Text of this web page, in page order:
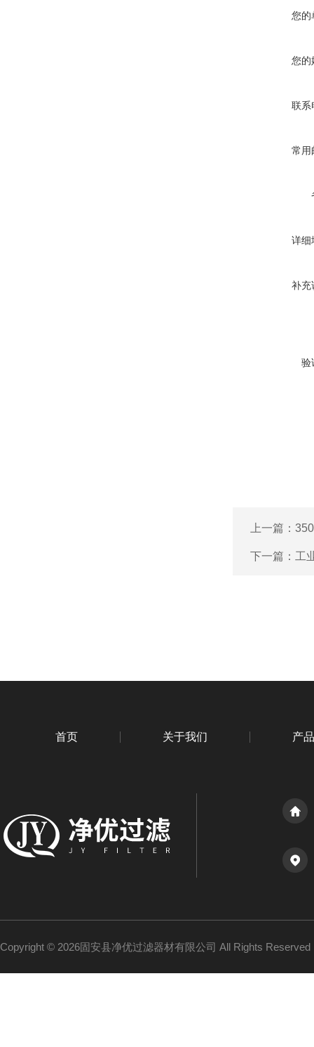
您的
您的
联系
常用
详细
补充
验
上一篇：
下一篇： 工
首页 关于我们 产
Copyright © 2026固安县净优过滤器材有限公司 All Rights